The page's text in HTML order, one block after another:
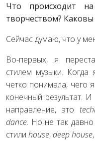
Что происходит
творчеством?
Сейчас думаю, что у
Во-первых, я
стилем музыки.
четко понимала, чего
конечный результат.
направление, это
dance. Но не так
стилиhouse,deephouse,